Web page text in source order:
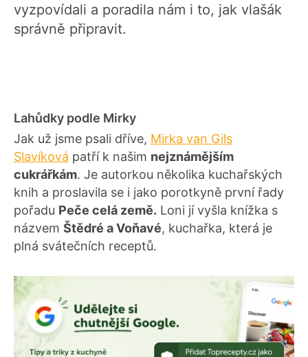
vyzpovídali a poradila nám i to, jak vlašák
správně připravit.
Lahůdky podle Mirky
Jak už jsme psali dříve, Mirka van Gils
Slavíková patří k našim nejznámějším
cukrářkám. Je autorkou několika kuchařských
knih a proslavila se i jako porotkyně první řady
pořadu Peče celá země. Loni jí vyšla knížka s
názvem Štědré a Voňavé, kuchařka, která je
plná svátečních receptů.